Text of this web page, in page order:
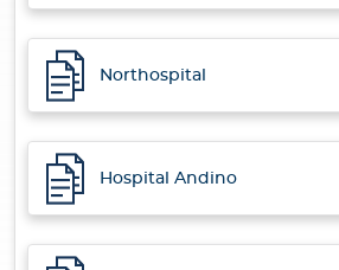
Northospital
Hospital Andino